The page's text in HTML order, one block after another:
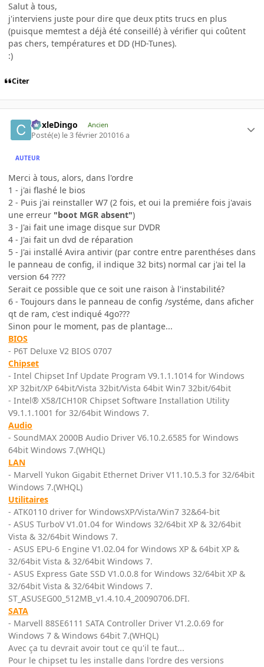
Salut à tous,
j'interviens juste pour dire que deux ptits trucs en plus
(puisque memtest a déjà été conseillé) à vérifier qui coûtent
pas chers, températures et DD (HD-Tunes).
:)
Citer
CoxleDingo Ancien
Posté(e) le 3 février 201016 a
AUTEUR
Merci à tous, alors, dans l'ordre
1 - j'ai flashé le bios
2 - Puis j'ai reinstaller W7 (2 fois, et oui la premiére fois j'avais
une erreur "boot MGR absent")
3 - J'ai fait une image disque sur DVDR
4 - J'ai fait un dvd de réparation
5 - J'ai installé Avira antivir (par contre entre parenthéses dans
le panneau de config, il indique 32 bits) normal car j'ai tel la
version 64 ????
Serait ce possible que ce soit une raison à l'instabilité?
6 - Toujours dans le panneau de config /systéme, dans aficher
qt de ram, c'est indiqué 4go???
Sinon pour le moment, pas de plantage...
BIOS
- P6T Deluxe V2 BIOS 0707
Chipset
- Intel Chipset Inf Update Program V9.1.1.1014 for Windows
XP 32bit/XP 64bit/Vista 32bit/Vista 64bit Win7 32bit/64bit
- Intel® X58/ICH10R Chipset Software Installation Utility
V9.1.1.1001 for 32/64bit Windows 7.
Audio
- SoundMAX 2000B Audio Driver V6.10.2.6585 for Windows
64bit Windows 7.(WHQL)
LAN
- Marvell Yukon Gigabit Ethernet Driver V11.10.5.3 for 32/64bit
Windows 7.(WHQL)
Utilitaires
- ATK0110 driver for WindowsXP/Vista/Win7 32&64-bit
- ASUS TurboV V1.01.04 for Windows 32/64bit XP & 32/64bit
Vista & 32/64bit Windows 7.
- ASUS EPU-6 Engine V1.02.04 for Windows XP & 64bit XP &
32/64bit Vista & 32/64bit Windows 7.
- ASUS Express Gate SSD V1.0.0.8 for Windows 32/64bit XP &
32/64bit Vista & 32/64bit Windows 7.
ST_ASUSEG00_512MB_v1.4.10.4_20090706.DFI.
SATA
- Marvell 88SE6111 SATA Controller Driver V1.2.0.69 for
Windows 7 & Windows 64bit 7.(WHQL)
Avec ça tu devrait avoir tout ce qu'il te faut...
Pour le chipset tu les installe dans l'ordre des versions